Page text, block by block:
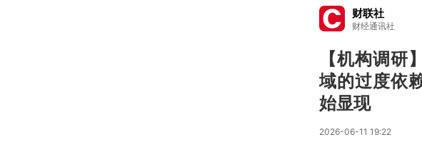
财联社
财经通讯社
【机构调研
域的过度依
始显现
2026-06-11 19:22